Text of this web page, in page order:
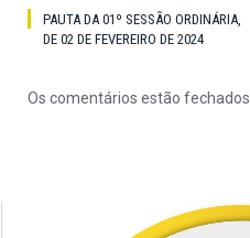
PAUTA DA 01º SESSÃO ORDINÁRIA,
DE 02 DE FEVEREIRO DE 2024
Os comentários estão fechados.